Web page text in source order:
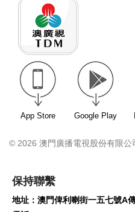
App Store Google Play
© 2026 澳門廣播電視股份有限公
保持聯繫
地址：澳門俾利喇街一五七號A